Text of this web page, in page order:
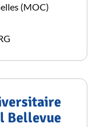
(MOC)
Bellevue